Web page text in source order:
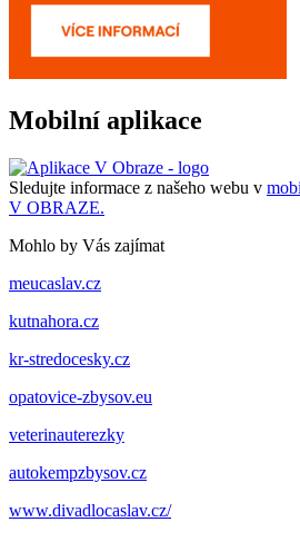
Mobilní aplikace
Sledujte informace z našeho webu v
V OBRAZE.
Mohlo by Vás zajímat
meucaslav.cz
kutnahora.cz
kr-stredocesky.cz
opatovice-zbysov.eu
veterinauterezky
autokempzbysov.cz
www.divadlocaslav.cz/